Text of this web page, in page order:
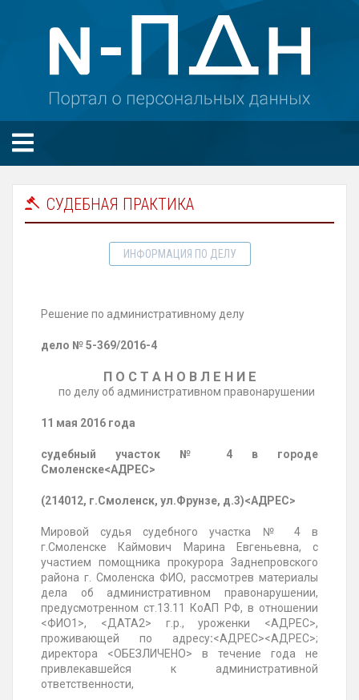
СУДЕБНАЯ ПРАКТИКА
ИНФОРМАЦИЯ ПО ДЕЛУ
Решение по административному делу
дело № 5-369/2016-4
П О С Т А Н О В Л Е Н И Е
по делу об административном правонарушении
11 мая 2016 года
судебный участок № 4 в городе
Смоленске<АДРЕС>
(214012, г.Смоленск, ул.Фрунзе, д.3)<АДРЕС>
Мировой судья судебногоучастка № 4 в
г.Смоленске Каймович Марина Евгеньевна, с
участием помощника прокурора Заднепровского
района г. Смоленска ФИО, рассмотрев материалы
дела об административном правонарушении,
предусмотренном ст.13.11 КоАП РФ, в отношении
<ФИО1>, <ДАТА2> г.р., уроженки <АДРЕС>,
проживающей по адресу:<АДРЕС><АДРЕС>;
директора <ОБЕЗЛИЧЕНО> в течение года не
привлекавшейся к административной
ответственности,